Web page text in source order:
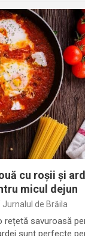
cu roşii și
micul dejun
Jurnalul de Brăila
rețetă savuroasă
sunt perfecte